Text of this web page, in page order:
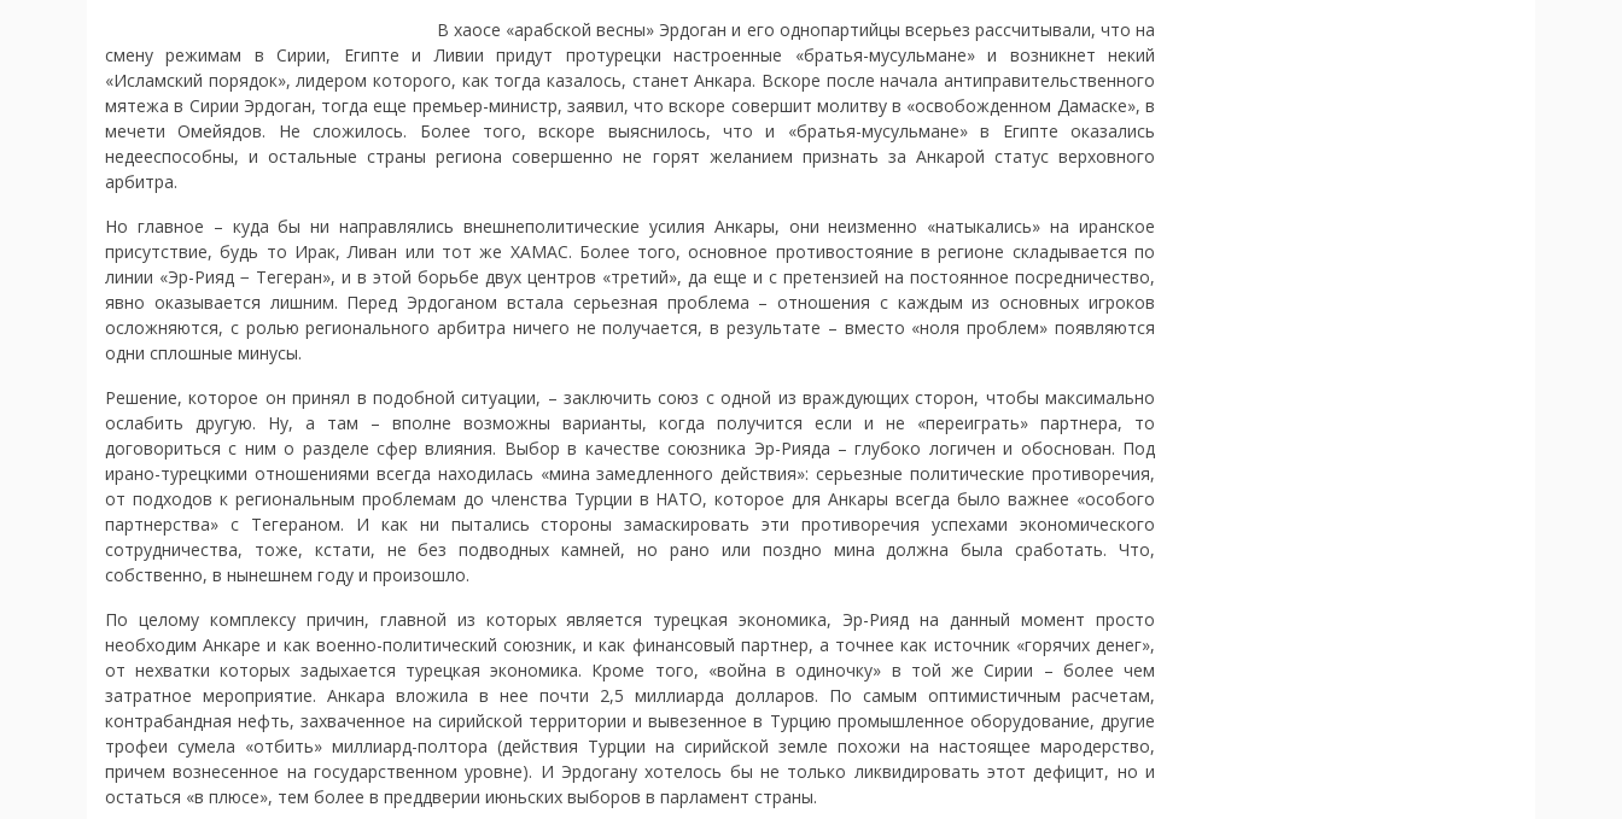
В хаосе «арабской весны» Эрдоган и его однопартийцы всерьез рассчитывали, что на
смену режимам в Сирии, Египте и Ливии придут протурецки настроенные «братья-мусульмане» и возникнет некий
«Исламский порядок», лидером которого, как тогда казалось, станет Анкара. Вскоре после начала антиправительственного
мятежа в Сирии Эрдоган, тогда еще премьер-министр, заявил, что вскоре совершит молитву в «освобожденном Дамаске», в
мечети Омейядов. Не сложилось. Более того, вскоре выяснилось, что и «братья-мусульмане» в Египте оказались
недееспособны, и остальные страны региона совершенно не горят желанием признать за Анкарой статус верховного
арбитра.
Но главное – куда бы ни направлялись внешнеполитические усилия Анкары, они неизменно «натыкались» на иранское
присутствие, будь то Ирак, Ливан или тот же ХАМАС. Более того, основное противостояние в регионе складывается по
линии «Эр-Рияд − Тегеран», и в этой борьбе двух центров «третий», да еще и с претензией на постоянное посредничество,
явно оказывается лишним. Перед Эрдоганом встала серьезная проблема – отношения с каждым из основных игроков
осложняются, с ролью регионального арбитра ничего не получается, в результате – вместо «ноля проблем» появляются
одни сплошные минусы.
Решение, которое он принял в подобной ситуации, – заключить союз с одной из враждующих сторон, чтобы максимально
ослабить другую. Ну, а там – вполне возможны варианты, когда получится если и не «переиграть» партнера, то
договориться с ним о разделе сфер влияния. Выбор в качестве союзника Эр-Рияда – глубоко логичен и обоснован. Под
ирано-турецкими отношениями всегда находилась «мина замедленного действия»: серьезные политические противоречия,
от подходов к региональным проблемам до членства Турции в НАТО, которое для Анкары всегда было важнее «особого
партнерства» с Тегераном. И как ни пытались стороны замаскировать эти противоречия успехами экономического
сотрудничества, тоже, кстати, не без подводных камней, но рано или поздно мина должна была сработать. Что,
собственно, в нынешнем году и произошло.
По целому комплексу причин, главной из которых является турецкая экономика, Эр-Рияд на данный момент просто
необходим Анкаре и как военно-политический союзник, и как финансовый партнер, а точнее как источник «горячих денег»,
от нехватки которых задыхается турецкая экономика. Кроме того, «война в одиночку» в той же Сирии – более чем
затратное мероприятие. Анкара вложила в нее почти 2,5 миллиарда долларов. По самым оптимистичным расчетам,
контрабандная нефть, захваченное на сирийской территории и вывезенное в Турцию промышленное оборудование, другие
трофеи сумела «отбить» миллиард-полтора (действия Турции на сирийской земле похожи на настоящее мародерство,
причем вознесенное на государственном уровне). И Эрдогану хотелось бы не только ликвидировать этот дефицит, но и
остаться «в плюсе», тем более в преддверии июньских выборов в парламент страны.